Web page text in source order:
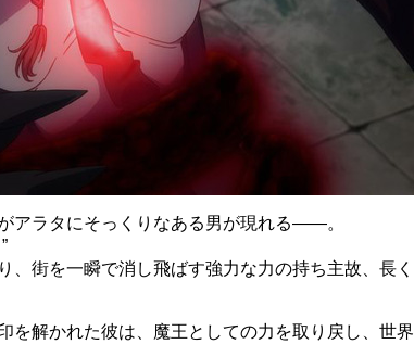
アラタにそっくりなある男が現れる――。
、街を一瞬で消し飛ばす強力な力の持ち主故、長く
を解かれた彼は、魔王としての力を取り戻し、世界